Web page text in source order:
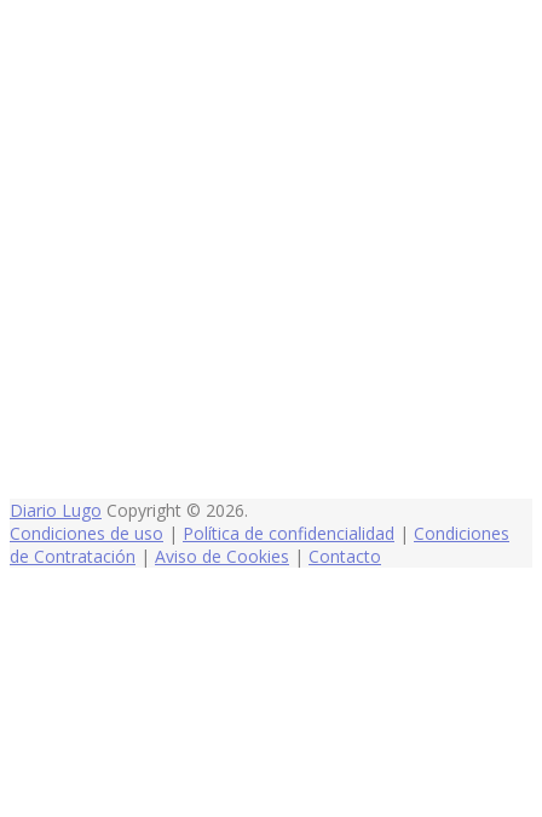
Diario Lugo Copyright © 2026.
Condiciones de uso | Política de confidencialidad | Condiciones
de Contratación | Aviso de Cookies | Contacto